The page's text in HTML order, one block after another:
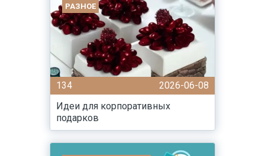
РАЗНОЕ
134
2026-06-08
Идеи для корпоративных
подарков